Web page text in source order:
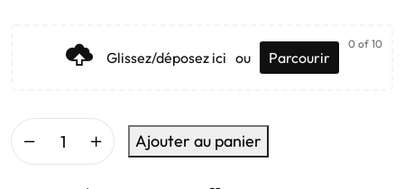
Glissez/déposez ici ou Parcourir
0 of 10
Ajouter au panier